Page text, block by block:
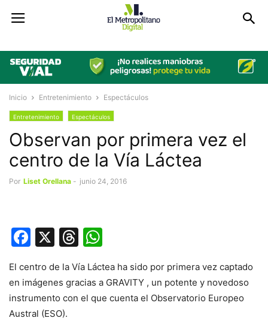
Inicio Entretenimiento Espectáculos
Entretenimiento Espectáculos
Observan por primera vez el
centro de la Vía Láctea
Por Liset Orellana - junio 24, 2016
Facebook
X Threads
El centro de la Vía Láctea ha sido por primera vez captado
en imágenes gracias a GRAVITY , un potente y novedoso
instrumento con el que cuenta el Observatorio Europeo
Austral (ESO).